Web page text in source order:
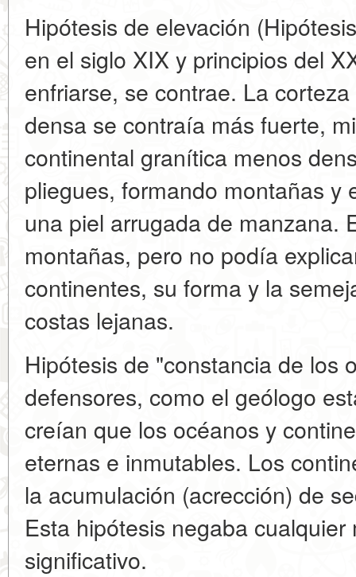
Hipótesis de elevación
en el siglo XIX y principios del
enfriarse, se contrae. La
densa se contraía más fuerte,
continental granítica menos
pliegues, formando montañas y
una piel arrugada de manzana.
montañas, pero no podía
continentes, su forma y la
costas lejanas.
Hipótesis de "constancia de los
defensores, como el geólogo
creían que los océanos y
eternas e inmutables. Los
la acumulación (acrección) de
Esta hipótesis negaba
significativo.